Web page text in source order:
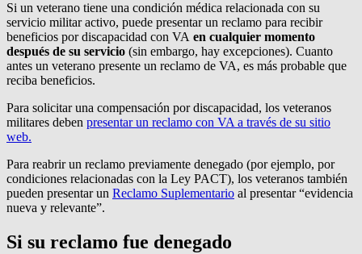
Si un veterano tiene una condición médica relacionada con su
servicio militar activo, puede presentar un reclamo para recibir
beneficios por discapacidad con VA en cualquier momento
después de su servicio (sin embargo, hay excepciones). Cuanto
antes un veterano presente un reclamo de VA, es más probable que
reciba beneficios.
Para solicitar una compensación por discapacidad, los veteranos
militares deben presentar un reclamo con VA a través de su sitio
web.
Para reabrir un reclamo previamente denegado (por ejemplo, por
condiciones relacionadas con la Ley PACT), los veteranos también
pueden presentar un Reclamo Suplementario al presentar “evidencia
nueva y relevante”.
Si su reclamo fue denegado